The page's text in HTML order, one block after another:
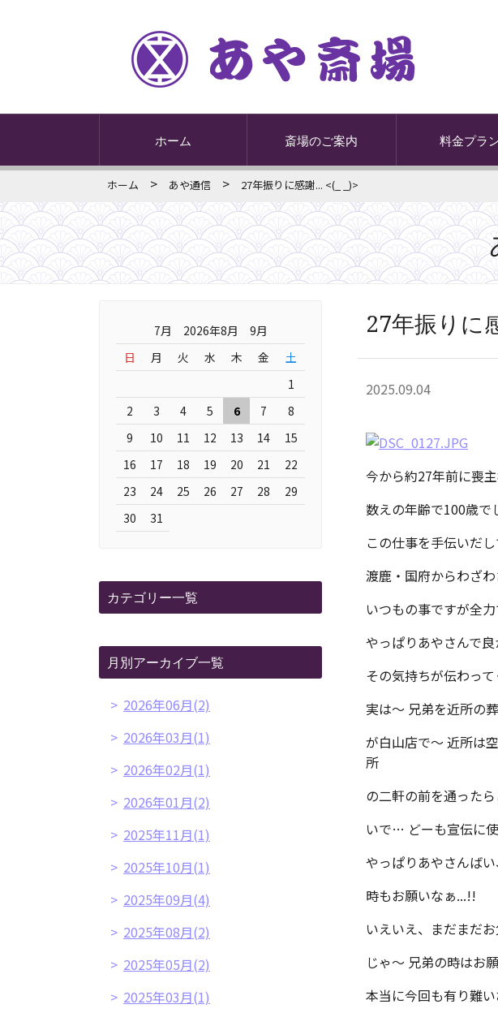
ホーム 斎場のご案内 料金プラ
ホーム > あや通信 > 27年振りに感謝... <(_ _)>
27年振りに
2025.09.04
今から約27年前に喪
数えの年齢で100歳で
この仕事を手伝いだ
渡鹿・国府からわざ
いつもの事ですが全
やっぱりあやさんで
その気持ちが伝わっ
実は～ 兄弟を近所の
が白山店で～ 近所は
所
の二軒の前を通った
いで… どーも宣伝に
やっぱりあやさんば
時もお願いなぁ...!!
いえいえ、まだまだ
じゃ～ 兄弟の時はお
本当に今回も有り難
7月 2026年8月 9月
日
月 火 水 木 金
土
1
2
3 4 5 6 7
8
9
10 11 12 13 14
15
16
17 18 19 20 21
22
23
24 25 26 27 28
29
30
31
カテゴリー一覧
月別アーカイブ一覧
2026年06月(2)
2026年03月(1)
2026年02月(1)
2026年01月(2)
2025年11月(1)
2025年10月(1)
2025年09月(4)
2025年08月(2)
2025年05月(2)
2025年03月(1)